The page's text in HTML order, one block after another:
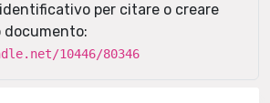
per citare o creare
documento:
10446/80346